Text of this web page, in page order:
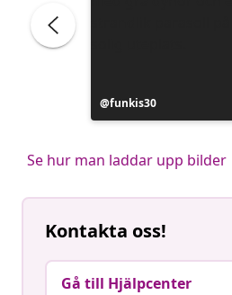
Inlägg
publicerat
funkis30
Se hur man laddar upp bilder
Kontakta oss!
Gå till Hjälpcenter